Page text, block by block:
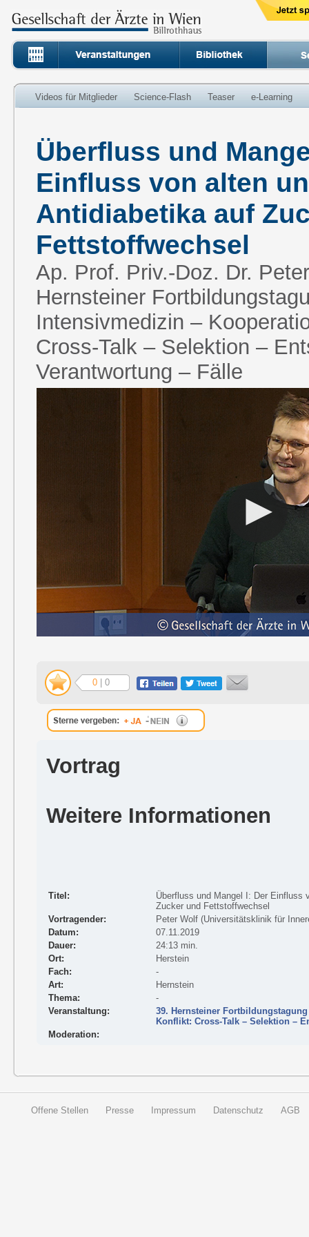
Videos für Mitglieder Science-Flash Teaser e-Learning
Überfluss und
Einfluss von alten
Antidiabetika auf
Fettstoffwechsel
Ap. Prof. Priv.-Doz. Dr.
Hernsteiner
Intensivmedizin –
Cross-Talk – Selektion –
Verantwortung – Fälle
0 | 0
Vortrag
Weitere Informationen
Titel:
Überfluss und Mangel I: Der Einfluss
Zucker und Fettstoffwechsel
Vortragender:
Peter Wolf (Universitätsklinik für
Datum:
07.11.2019
Dauer:
24:13 min.
Ort:
Herstein
Fach:
-
Art:
Hernstein
Thema:
-
Veranstaltung:
39. Hernsteiner
Konflikt: Cross-Talk – Selektion –
Moderation:
Offene Stellen Presse Impressum Datenschutz AGB